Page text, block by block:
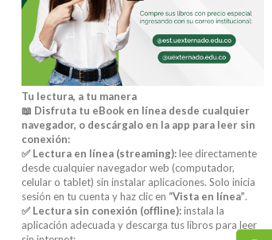
Tu lectura, a tu manera
📖 Disfruta tu eBook en línea desde cualquier
navegador, o descárgalo en la app para leer sin
conexión:
✅ Lectura en línea (streaming):lee directamente
desde cualquier navegador web (computador,
celular o tablet) sin instalar aplicaciones. Solo inicia
sesión en tu cuenta y haz clic en “Vista en línea”.
✅ Lectura sin conexión (offline):instala la
aplicación adecuada y descarga tus libros para leer